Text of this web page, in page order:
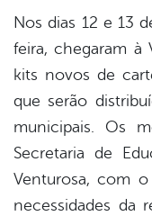
Nos dias 12 e 13
feira, chegaram à
kits novos de
que serão
municipais. Os
Secretaria de
Venturosa, com
necessidades da